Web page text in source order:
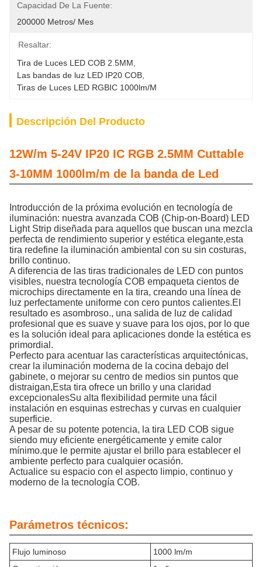
Capacidad De La Fuente:
200000 Metros/ Mes
Resaltar:
Tira de Luces LED COB 2.5MM
Las bandas de luz LED IP20 COB
Tiras de Luces LED RGBIC 1000lm/M
Descripción Del Producto
12W/m 5-24V IP20 IC RGB 2.5MM Cuttable
3-10MM 1000lm/m de la banda de Led
Introducción de la próxima evolución en tecnología de
iluminación: nuestra avanzada COB (Chip-on-Board) LED
Light Strip diseñada para aquellos que buscan una mezcla
perfecta de rendimiento superior y estética elegante,esta
tira redefine la iluminación ambiental con su sin costuras,
brillo continuo.
A diferencia de las tiras tradicionales de LED con puntos
visibles, nuestra tecnología COB empaqueta cientos de
microchips directamente en la tira, creando una línea de
luz perfectamente uniforme con cero puntos calientes.El
resultado es asombroso., una salida de luz de calidad
profesional que es suave y suave para los ojos, por lo que
es la solución ideal para aplicaciones donde la estética es
primordial.
Perfecto para acentuar las características arquitectónicas,
crear la iluminación moderna de la cocina debajo del
gabinete, o mejorar su centro de medios sin puntos que
distraigan,Esta tira ofrece un brillo y una claridad
excepcionalesSu alta flexibilidad permite una fácil
instalación en esquinas estrechas y curvas en cualquier
superficie.
A pesar de su potente potencia, la tira LED COB sigue
siendo muy eficiente energéticamente y emite calor
mínimo.que le permite ajustar el brillo para establecer el
ambiente perfecto para cualquier ocasión.
Actualice su espacio con el aspecto limpio, continuo y
moderno de la tecnología COB.
Parámetros técnicos:
Flujo luminoso
1000 lm/m